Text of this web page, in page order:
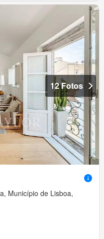
12 Fotos
Município de Lisboa,